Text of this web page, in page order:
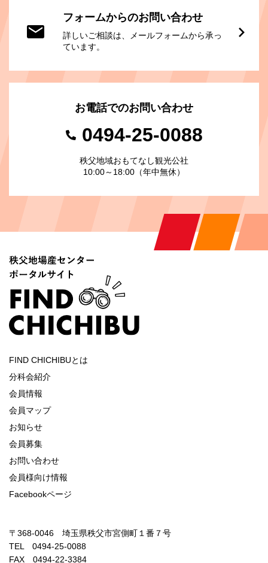
フォームからのお問い合わせ
詳しいご相談は、メールフォームから承っ
ています。
お電話でのお問い合わせ
0494-25-0088
秩父地域おもてなし観光公社
10:00～18:00（年中無休）
FIND CHICHIBUとは
分科会紹介
会員情報
会員マップ
お知らせ
会員募集
お問い合わせ
会員様向け情報
Facebookページ
〒368-0046 埼玉県秩父市宮側町１番７号
TEL 0494-25-0088
FAX 0494-22-3384